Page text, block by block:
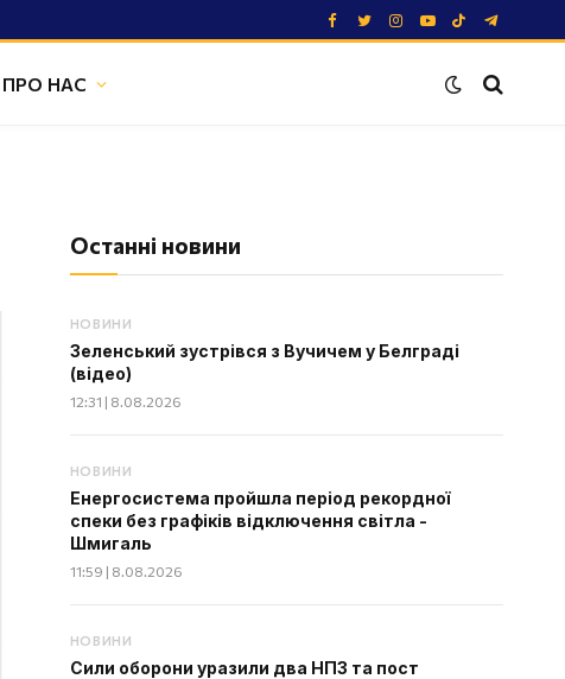
Facebook
TwitterInstagram
YouTube
TikTokTelegram
ПРО НАС
Останні новини
НОВИНИ
Зеленський зустрівся з Вучичем у Белграді
(відео)
12:31 | 8.08.2026
НОВИНИ
Енергосистема пройшла період рекордної
спеки без графіків відключення світла -
Шмигаль
11:59 | 8.08.2026
НОВИНИ
Сили оборони уразили два НПЗ та пост